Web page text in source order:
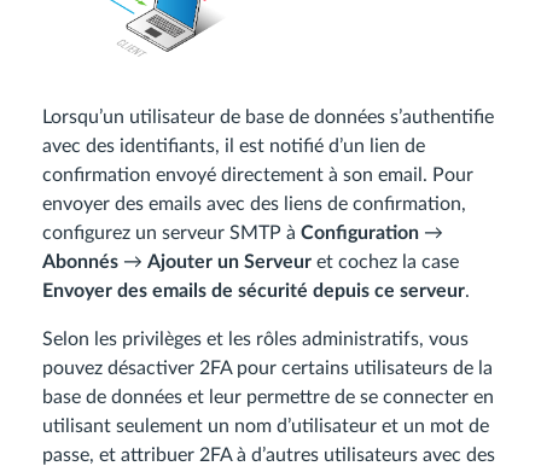
Lorsqu’un utilisateur de base de données s’authentifie
avec des identifiants, il est notifié d’un lien de
confirmation envoyé directement à son email. Pour
envoyer des emails avec des liens de confirmation,
configurez un serveur SMTP à Configuration →
Abonnés → Ajouter un Serveur et cochez la case
Envoyer des emails de sécurité depuis ce serveur.
Selon les privilèges et les rôles administratifs, vous
pouvez désactiver 2FA pour certains utilisateurs de la
base de données et leur permettre de se connecter en
utilisant seulement un nom d’utilisateur et un mot de
passe, et attribuer 2FA à d’autres utilisateurs avec des